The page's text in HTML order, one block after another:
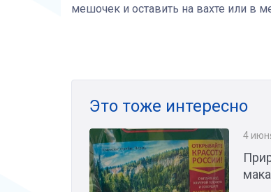
мешочек и оставить на вахте или в
Это тоже интересно
4